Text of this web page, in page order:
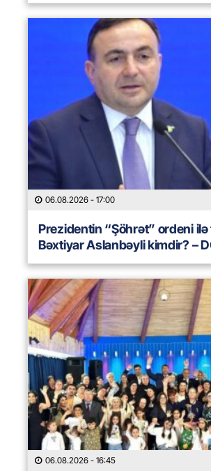
06.08.2026 - 17:00
Prezidentin “Şöhrət” ordeni
Bəxtiyar Aslanbəyli kimdir? –
06.08.2026 - 16:45